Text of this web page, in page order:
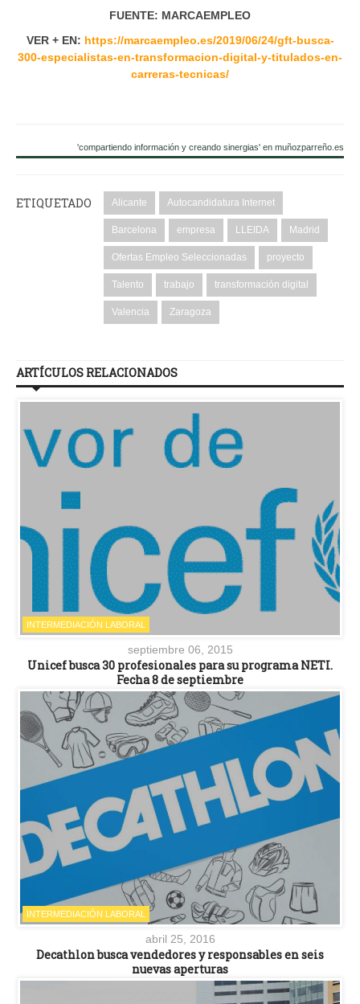
FUENTE: MARCAEMPLEO
VER + EN: https://marcaempleo.es/2019/06/24/gft-busca-
300-especialistas-en-transformacion-digital-y-titulados-en-
carreras-tecnicas/
'compartiendo información y creando sinergias' en muñozparreño.es
ETIQUETADO Alicante Autocandidatura Internet
Barcelona empresa LLEIDA Madrid
Ofertas Empleo Seleccionadas proyecto
Talento trabajo transformación digital
Valencia Zaragoza
ARTÍCULOS RELACIONADOS
INTERMEDIACIÓN LABORAL
septiembre 06, 2015
Unicef busca 30 profesionales para su programa NETI.
Fecha 8 de septiembre
INTERMEDIACIÓN LABORAL
abril 25, 2016
Decathlon busca vendedores y responsables en seis
nuevas aperturas